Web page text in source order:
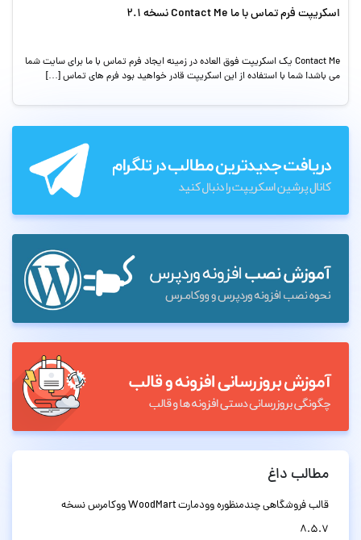
اسکریپت فرم تماس با ما Contact Me نسخه 2.1
Contact Me یک اسکریپت فوق العاده در زمینه ایجاد فرم تماس با ما برای سایت شما
می باشد! شما با استفاده از این اسکریپت قادر خواهید بود فرم های تماس […]
مطالب داغ
قالب فروشگاهی چندمنظوره وودمارت WoodMart ووکامرس نسخه
8.5.7